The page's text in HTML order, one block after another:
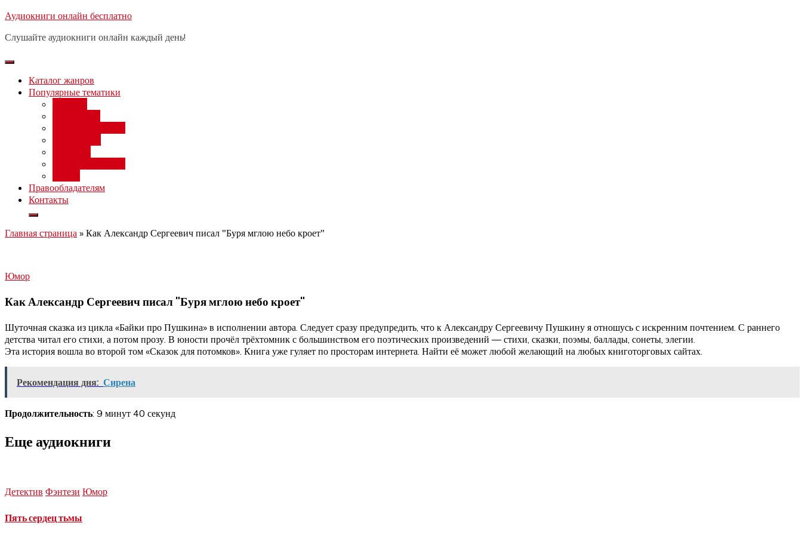
Перейти
содержимому
Аудиокниги онлайн бесплатно
Слушайте аудиокниги онлайн каждый день!
Каталог жанров
Популярные тематики
Правообладателям
Контакты
Главная страница » Как Александр Сергеевич писал "Буря мглою небо кроет"
Юмор
Как Александр Сергеевич писал "Буря мглою небо кроет"
Шуточная сказка из цикла «Байки про Пушкина» в исполнении автора. Следует сразу предупредить, что к Александру Сергеевичу Пушкину я отношусь с искренним почтением. С раннего
детства читал его стихи, а потом прозу. В юности прочёл трёхтомник с большинством его поэтических произведений — стихи, сказки, поэмы, баллады, сонеты, элегии.
Эта история вошла во второй том «Сказок для потомков». Книга уже гуляет по просторам интернета. Найти её может любой желающий на любых книготорговых сайтах.
Рекомендация дня: Сирена
Продолжительность: 9 минут 40 секунд
Еще аудиокниги
Детектив Фэнтези Юмор
Пять сердец тьмы